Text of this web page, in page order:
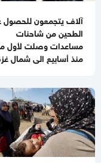
آلاف يتجمعون للحصول
الطحين من شاحنات
مساعدات وصلت لأول
منذ أسابيع الى شمال